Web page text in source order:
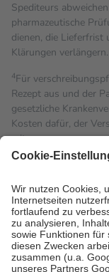
Spediteurs
pharmazeutische
dienen, die Lieferfrist
Klärungen verlängern.
4Für
Rezept aus und der
gesetzliche
Kosten dafür, der
mit.
Grundsätzlich leisten
höchstens zehn Euro.
tatsächlichen Kosten
Diese Regeln gelten
Bei Heilmitteln und
Zuzahlung zehn
Verordnung.